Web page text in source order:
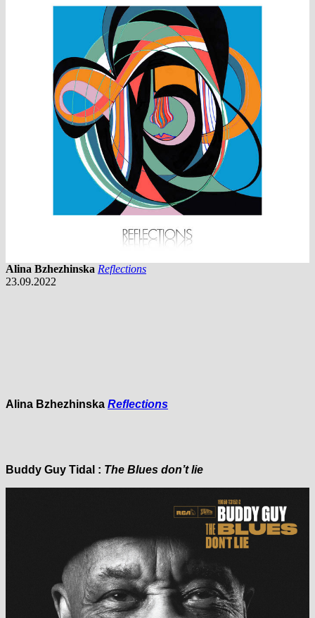
Alina Bzhezhinska Reflections
23.09.2022
Alina Bzhezhinska Reflections
Buddy Guy Tidal : The Blues don’t lie